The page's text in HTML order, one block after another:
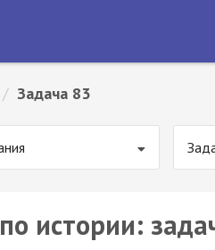
/ Задача 83
истории: